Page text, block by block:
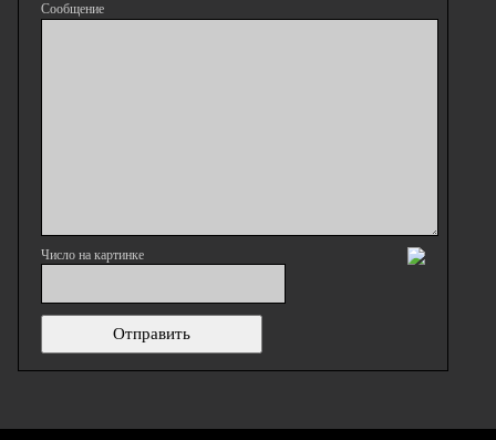
Сообщение
Число на картинке